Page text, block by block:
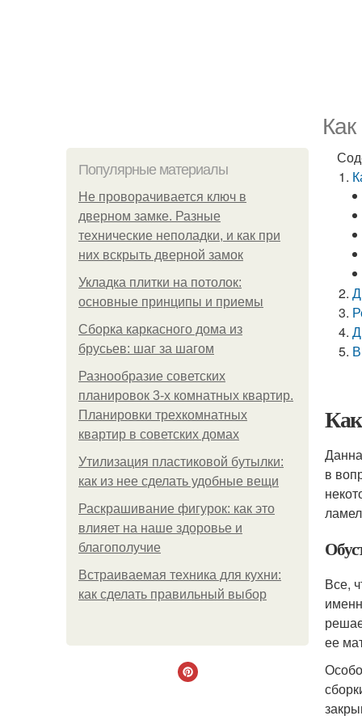
Популярные материалы
Не проворачивается ключ в
дверном замке. Разные
технические неполадки, и как при
них вскрыть дверной замок
Укладка плитки на потолок:
основные принципы и приемы
Сборка каркасного дома из
брусьев: шаг за шагом
Разнообразие советских
планировок 3-х комнатных квартир.
Планировки трехкомнатных
квартир в советских домах
Утилизация пластиковой бутылки:
как из нее сделать удобные вещи
Раскрашивание фигурок: как это
влияет на наше здоровье и
благополучие
Встраиваемая техника для кухни:
как сделать правильный выбор
в
Все,
ее